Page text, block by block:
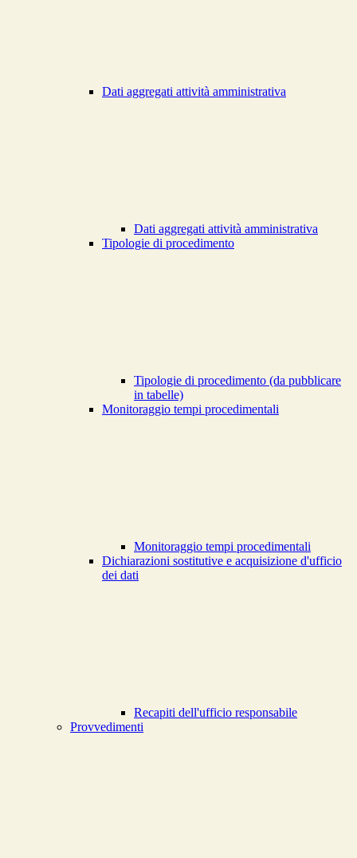
Dati aggregati attività amministrativa
Dati aggregati attività amministrativa
Tipologie di procedimento
Tipologie di procedimento (da pubblicare
in tabelle)
Monitoraggio tempi procedimentali
Monitoraggio tempi procedimentali
Dichiarazioni sostitutive e acquisizione d'ufficio
dei dati
Recapiti dell'ufficio responsabile
Provvedimenti